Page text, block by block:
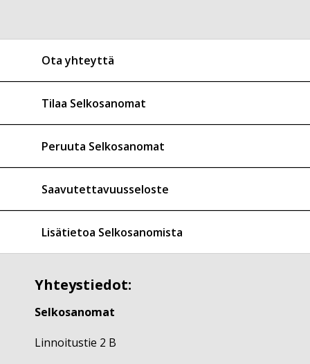
Ota yhteyttä
Tilaa Selkosanomat
Peruuta Selkosanomat
Saavutettavuusseloste
Lisätietoa Selkosanomista
Yhteystiedot:
Selkosanomat
Linnoitustie 2 B